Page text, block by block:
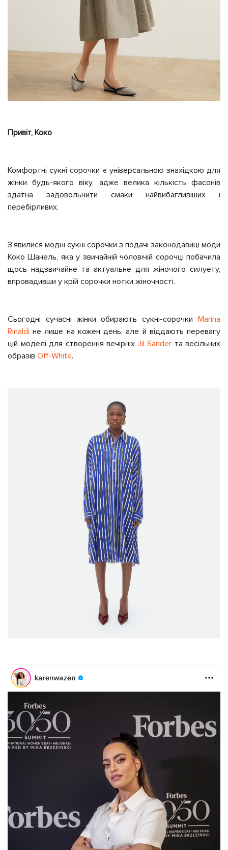
Привіт, Коко
Комфортні сукні сорочки є універсальною знахідкою для
жінки будь-якого віку, адже велика кількість фасонів
здатна задовольнити смаки найвибагливіших і
перебірливих.
З'явилися модні сукні сорочки з подачі законодавиці моди
Коко Шанель, яка у звичайній чоловічій сорочці побачила
щось надзвичайне та актуальне для жіночого силуету,
впровадивши у крій сорочки нотки жіночності.
Сьогодні сучасні жінки обирають сукні-сорочки Marina
Rinaldi не лише на кожен день, але й віддають перевагу
цій моделі для створення вечірніх Jil Sander та весільних
образів Off-White.